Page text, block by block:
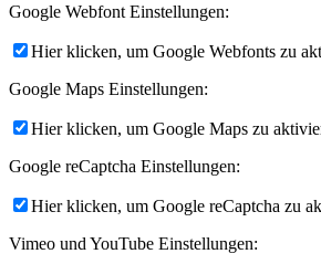
Google Webfont Einstellungen:
Hier klicken, um Google Webfonts zu
Google Maps Einstellungen:
Hier klicken, um Google Maps zu
Google reCaptcha Einstellungen:
Hier klicken, um Google reCaptcha zu
Vimeo und YouTube Einstellungen: